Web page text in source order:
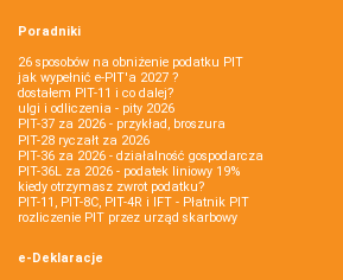
Poradniki
26 sposobów na obniżenie podatku PIT
jak wypełnić e-PIT'a 2027 ?
dostałem PIT-11 i co dalej?
ulgi i odliczenia - pity 2026
PIT-37 za 2026 - przykład, broszura
PIT-28 ryczałt za 2026
PIT-36 za 2026 - działalność gospodarcza
PIT-36L za 2026 - podatek liniowy 19%
kiedy otrzymasz zwrot podatku?
PIT-11, PIT-8C, PIT-4R i IFT - Płatnik PIT
rozliczenie PIT przez urząd skarbowy
e-Deklaracje